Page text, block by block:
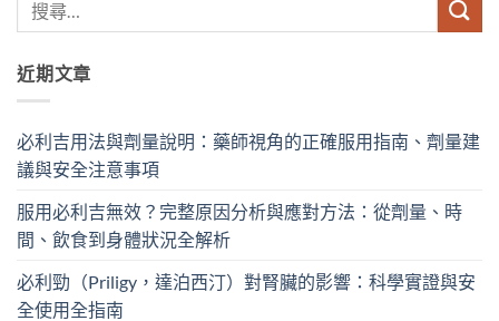
近期文章
必利吉用法與劑量說明：藥師視角的正確服用指南、劑量建
議與安全注意事項
服用必利吉無效？完整原因分析與應對方法：從劑量、時
間、飲食到身體狀況全解析
必利勁（Priligy，達泊西汀）對腎臟的影響：科學實證與安
全使用全指南